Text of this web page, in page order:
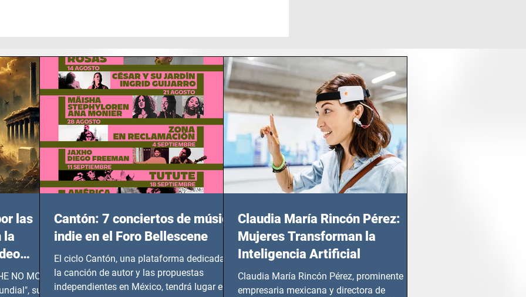
las
la
NO MORE
su
Cantón: 7 conciertos de música
indie en el Foro Bellescene
El ciclo Cantón, una plataforma dedicada a
la canción de autor y las propuestas
independientes en México, tendrá lugar en el
Claudia María Rincón Pérez:
Mujeres Transforman la
Inteligencia Artificial
Claudia María Rincón Pérez, prominente
empresaria mexicana y directora de